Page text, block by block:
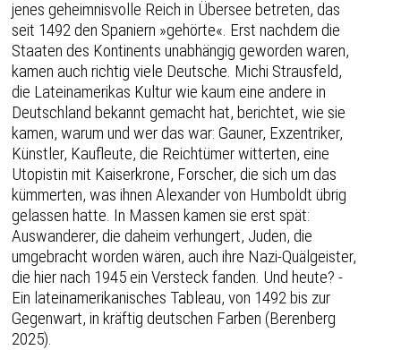
jenes geheimnisvolle Reich in Übersee betreten, das
seit 1492 den Spaniern »gehörte«. Erst nachdem die
Staaten des Kontinents unabhängig geworden waren,
kamen auch richtig viele Deutsche. Michi Strausfeld,
die Lateinamerikas Kultur wie kaum eine andere in
Deutschland bekannt gemacht hat, berichtet, wie sie
kamen, warum und wer das war: Gauner, Exzentriker,
Künstler, Kaufleute, die Reichtümer witterten, eine
Utopistin mit Kaiserkrone, Forscher, die sich um das
kümmerten, was ihnen Alexander von Humboldt übrig
gelassen hatte. In Massen kamen sie erst spät:
Auswanderer, die daheim verhungert, Juden, die
umgebracht worden wären, auch ihre Nazi-Quälgeister,
die hier nach 1945 ein Versteck fanden. Und heute? -
Ein lateinamerikanisches Tableau, von 1492 bis zur
Gegenwart, in kräftig deutschen Farben (Berenberg
2025).